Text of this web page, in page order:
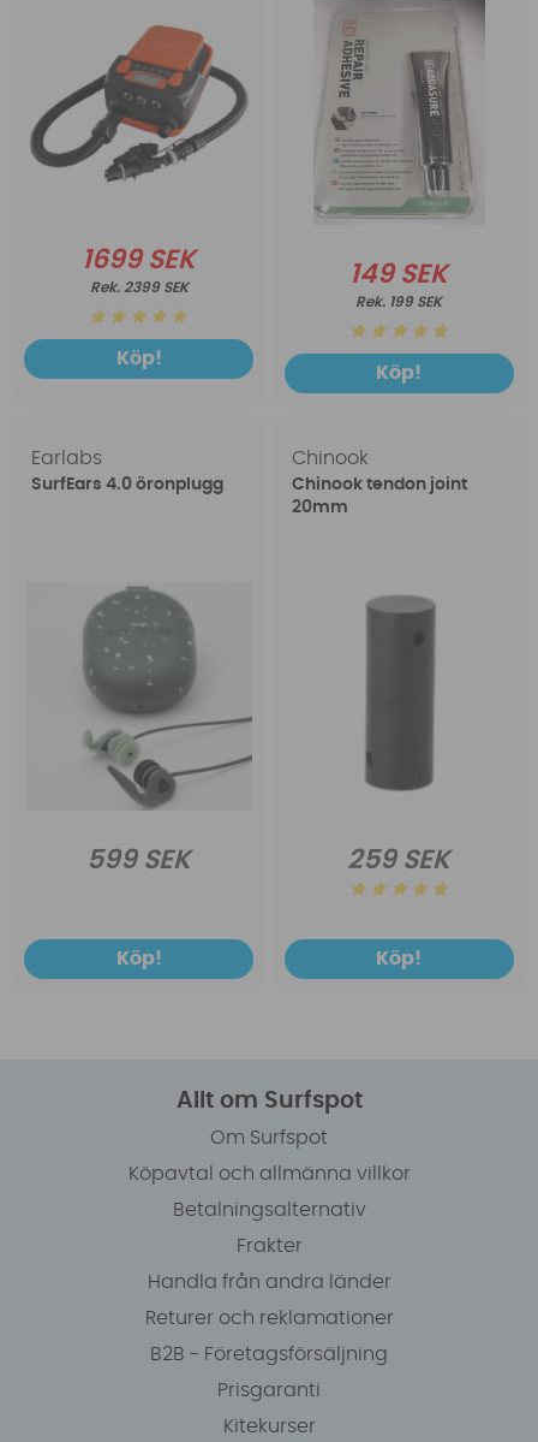
1699 SEK
2399 SEK
Köp!
149 SEK
199 SEK
Köp!
Earlabs
SurfEars 4.0 öronplugg
599 SEK
Köp!
Chinook
Chinook tendon joint
20mm
259 SEK
Köp!
Allt om Surfspot
Om Surfspot
Köpavtal och allmänna villkor
Betalningsalternativ
Frakter
Handla från andra länder
Returer och reklamationer
B2B - Företagsförsäljning
Prisgaranti
Kitekurser